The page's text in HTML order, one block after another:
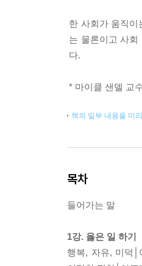
한 사회가 움직
는 물론이고 사
다.
* 마이클 샌델 교
책의 일부 내용을 미
목차
들어가는 말
1강. 옳은 일 하기
행복, 자유, 미덕